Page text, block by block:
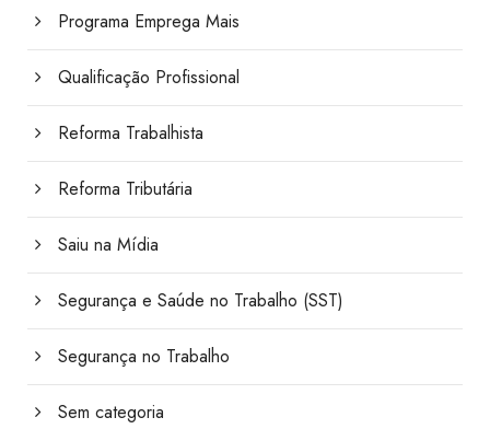
Programa Emprega Mais
Qualificação Profissional
Reforma Trabalhista
Reforma Tributária
Saiu na Mídia
Segurança e Saúde no Trabalho (SST)
Segurança no Trabalho
Sem categoria